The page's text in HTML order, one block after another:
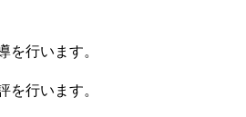
を行います。
を行います。